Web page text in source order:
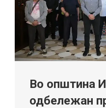
Во општина
одбележан